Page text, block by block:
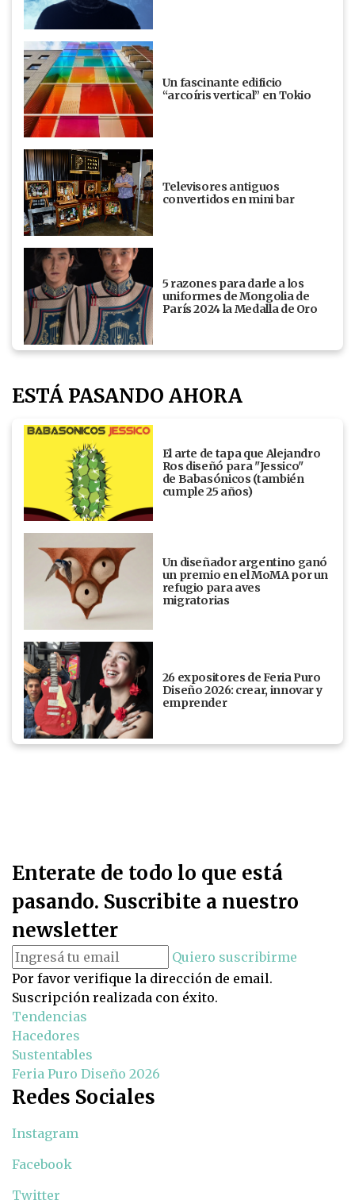
Un fascinante edificio
“arcoíris vertical” en Tokio
Televisores antiguos
convertidos en mini bar
5 razones para darle a los
uniformes de Mongolia de
París 2024 la Medalla de Oro
ESTÁ PASANDO AHORA
El arte de tapa que Alejandro
Ros diseñó para "Jessico"
de Babasónicos (también
cumple 25 años)
Un diseñador argentino ganó
un premio en el MoMA por un
refugio para aves
migratorias
26 expositores de Feria Puro
Diseño 2026: crear, innovar y
emprender
Enterate de todo lo que está
pasando. Suscribite a nuestro
newsletter
Quiero suscribirme
Por favor verifique la dirección de email.
Suscripción realizada con éxito.
Tendencias
Hacedores
Sustentables
Feria Puro Diseño 2026
Redes Sociales
Instagram
Facebook
Twitter